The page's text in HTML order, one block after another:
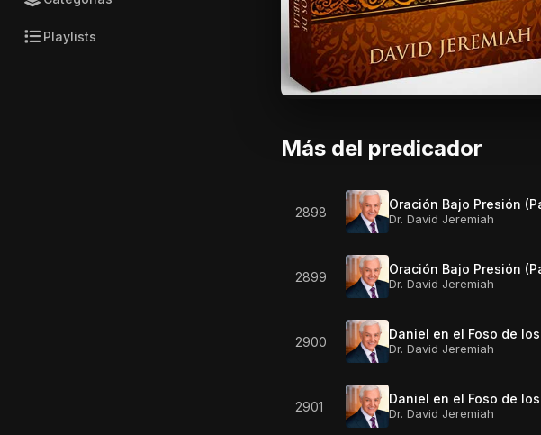
Playlists
Más del predicador
2898 Oración Bajo Presión
Dr. David Jeremiah
2899 Oración Bajo Presión
Dr. David Jeremiah
2900 Daniel en el Foso de
Dr. David Jeremiah
2901 Daniel en el Foso de
Dr. David Jeremiah